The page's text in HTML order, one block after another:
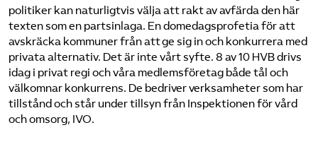
politiker kan naturligtvis välja att rakt av avfärda den här
texten som en partsinlaga. En domedagsprofetia för att
avskräcka kommuner från att ge sig in och konkurrera med
privata alternativ. Det är inte vårt syfte. 8 av 10 HVB drivs
idag i privat regi och våra medlemsföretag både tål och
välkomnar konkurrens. De bedriver verksamheter som har
tillstånd och står under tillsyn från Inspektionen för vård
och omsorg, IVO.